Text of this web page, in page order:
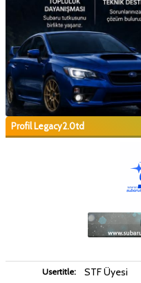
Profil Legacy2.0td
Usertitle: STF Üyesi